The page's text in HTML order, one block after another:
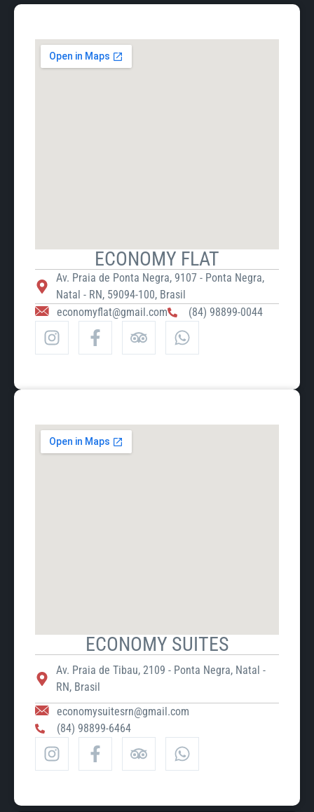
ECONOMY FLAT
Av. Praia de Ponta Negra, 9107 - Ponta Negra,
Natal - RN, 59094-100, Brasil
economyflat@gmail.com
(84) 98899-0044
ECONOMY SUITES
Av. Praia de Tibau, 2109 - Ponta Negra, Natal -
RN, Brasil
economysuitesrn@gmail.com
(84) 98899-6464